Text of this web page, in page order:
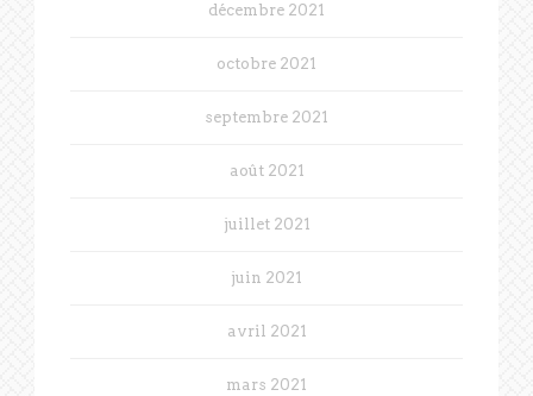
décembre 2021
octobre 2021
septembre 2021
août 2021
juillet 2021
juin 2021
avril 2021
mars 2021